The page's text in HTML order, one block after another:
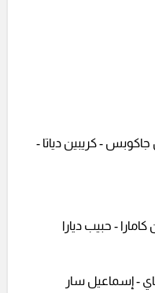
- كريبين دياتا -
- حبيب ديارا
- إسماعيل سار